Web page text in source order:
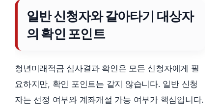
일반 신청자와 갈아타기 대상자
의 확인 포인트
청년미래적금 심사결과 확인은 모든 신청자에게 필
요하지만, 확인 포인트는 같지 않습니다. 일반 신청
자는 선정 여부와 계좌개설 가능 여부가 핵심입니다.